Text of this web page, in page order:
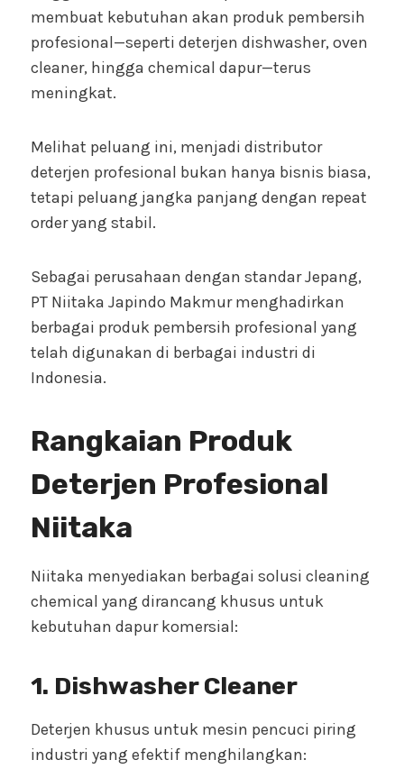
membuat kebutuhan akan produk pembersih
profesional—seperti deterjen dishwasher, oven
cleaner, hingga chemical dapur—terus
meningkat.
Melihat peluang ini, menjadi distributor
deterjen profesional bukan hanya bisnis biasa,
tetapi peluang jangka panjang dengan repeat
order yang stabil.
Sebagai perusahaan dengan standar Jepang,
PT Niitaka Japindo Makmur menghadirkan
berbagai produk pembersih profesional yang
telah digunakan di berbagai industri di
Indonesia.
Rangkaian Produk
Deterjen Profesional
Niitaka
Niitaka menyediakan berbagai solusi cleaning
chemical yang dirancang khusus untuk
kebutuhan dapur komersial:
1. Dishwasher Cleaner
Deterjen khusus untuk mesin pencuci piring
industri yang efektif menghilangkan: